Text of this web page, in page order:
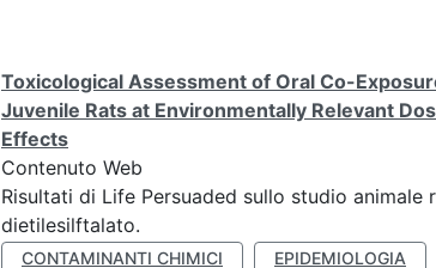
Toxicological Assessment of Oral Co-
Juvenile Rats at Environmentally Relevant
Effects
Contenuto Web
Risultati di Life Persuaded sullo studio
dietilesilftalato.
CONTAMINANTI CHIMICI EPIDEMIOLOGIA